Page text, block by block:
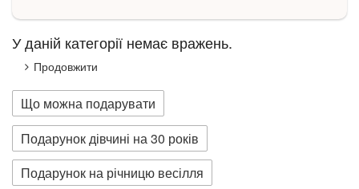
У даній категорії немає вражень.
Продовжити
Що можна подарувати
Подарунок дівчині на 30 років
Подарунок на річницю весілля